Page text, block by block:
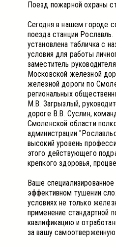
Поезд пожарной охраны
Сегодня в нашем городе
поезда станции
установлена табличка с
условия для работы
заместитель
Московской железной
железной дороги по
региональных
М.В. Загрызлый,
дороге В.В. Суслин,
Смоленской области
администрации
высокий уровень
этого действующего
крепкого здоровья,
Ваше
эффективном тушении
условиях не только
применение стандартной
квалификацию и
за вашу